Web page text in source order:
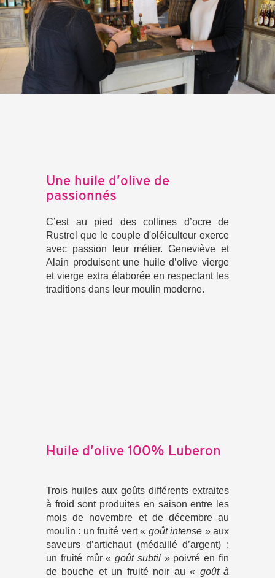
Une huile d’olive de
passionnés
C’est au pied des collines d’ocre de
Rustrel que le couple d'oléiculteur exerce
avec passion leur métier. Geneviève et
Alain produisent une huile d’olive vierge
et vierge extra élaborée en respectant les
traditions dans leur moulin moderne.
Huile d’olive 100% Luberon
Trois huiles aux goûts différents extraites
à froid sont produites en saison entre les
mois de novembre et de décembre au
moulin : un fruité vert « goût intense » aux
saveurs d’artichaut (médaillé d’argent) ;
un fruité mûr «goût subtil» poivré en fin
de bouche et un fruité noir au « goût à